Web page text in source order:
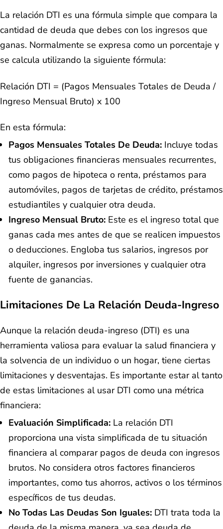
La relación DTI es una fórmula simple que compara la
cantidad de deuda que debes con los ingresos que
ganas. Normalmente se expresa como un porcentaje y
se calcula utilizando la siguiente fórmula:
Relación DTI = (Pagos Mensuales Totales de Deuda /
Ingreso Mensual Bruto) x 100
En esta fórmula:
Pagos Mensuales Totales De Deuda: Incluye todas
tus obligaciones financieras mensuales recurrentes,
como pagos de hipoteca o renta, préstamos para
automóviles, pagos de tarjetas de crédito, préstamos
estudiantiles y cualquier otra deuda.
Ingreso Mensual Bruto: Este es el ingreso total que
ganas cada mes antes de que se realicen impuestos
o deducciones. Engloba tus salarios, ingresos por
alquiler, ingresos por inversiones y cualquier otra
fuente de ganancias.
Limitaciones De La Relación Deuda-Ingreso
Aunque la relación deuda-ingreso (DTI) es una
herramienta valiosa para evaluar la salud financiera y
la solvencia de un individuo o un hogar, tiene ciertas
limitaciones y desventajas. Es importante estar al tanto
de estas limitaciones al usar DTI como una métrica
financiera:
Evaluación Simplificada: La relación DTI
proporciona una vista simplificada de tu situación
financiera al comparar pagos de deuda con ingresos
brutos. No considera otros factores financieros
importantes, como tus ahorros, activos o los términos
específicos de tus deudas.
No Todas Las Deudas Son Iguales: DTI trata toda la